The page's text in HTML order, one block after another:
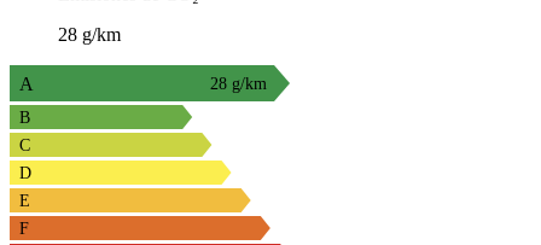
28 g/km
A
28 g/km
B
C
D
E
F